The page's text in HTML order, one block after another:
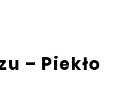
– Piekło